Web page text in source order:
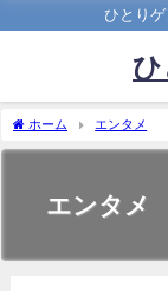
ひとりゲ
ホーム エンタメ
エンタメ